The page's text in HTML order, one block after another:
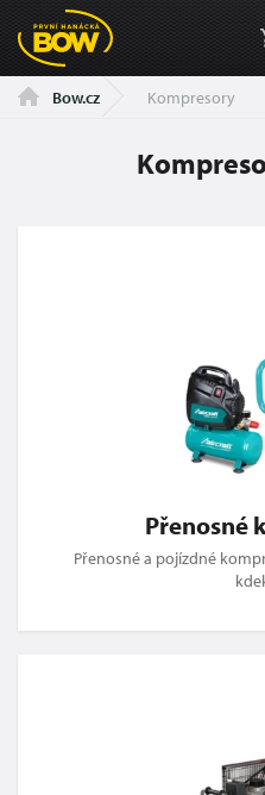
Bow.cz Kompresory
Přenosné
Přenosné a pojízdné